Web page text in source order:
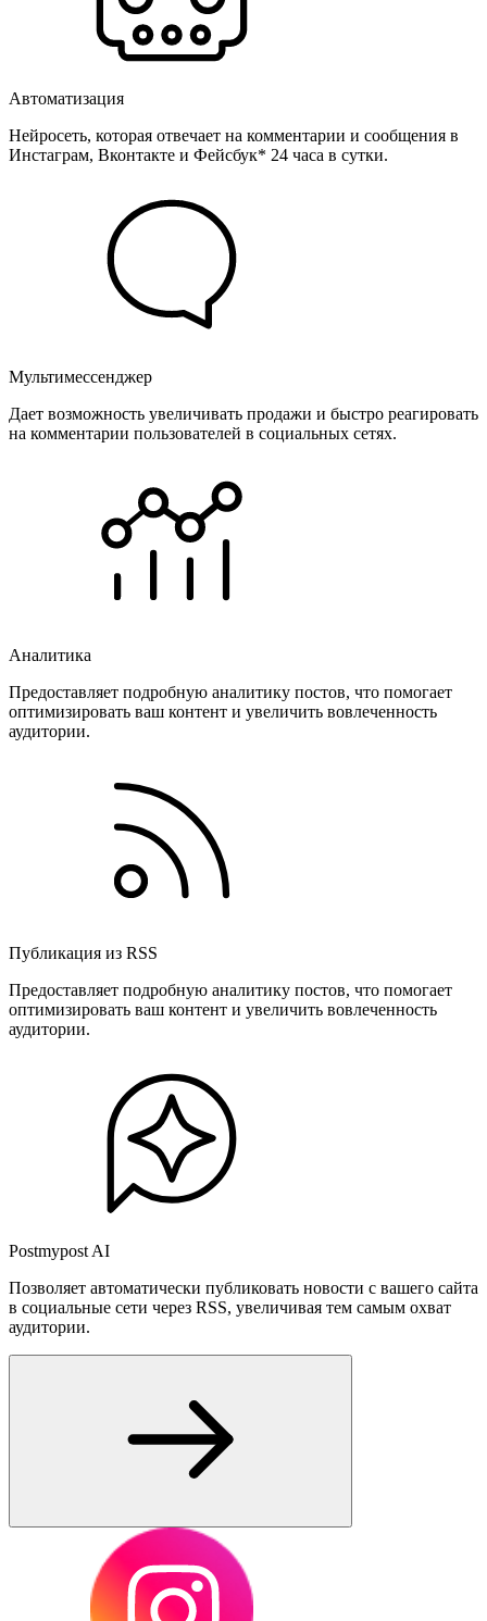
Автоматизация
Нейросеть, которая отвечает на комментарии и сообщения в
Инстаграм, Вконтакте и Фейсбук* 24 часа в сутки.
Мультимессенджер
Дает возможность увеличивать продажи и быстро реагировать
на комментарии пользователей в социальных сетях.
Аналитика
Предоставляет подробную аналитику постов, что помогает
оптимизировать ваш контент и увеличить вовлеченность
аудитории.
Публикация из RSS
Предоставляет подробную аналитику постов, что помогает
оптимизировать ваш контент и увеличить вовлеченность
аудитории.
Postmypost AI
Позволяет автоматически публиковать новости с вашего сайта
в социальные сети через RSS, увеличивая тем самым охват
аудитории.